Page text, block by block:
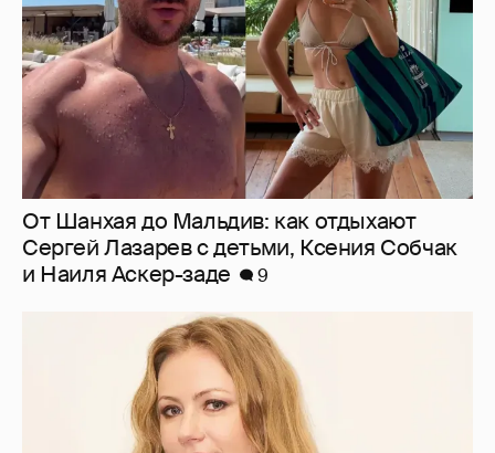
От Шанхая до Мальдив: как отдыхают
Сергей Лазарев с детьми, Ксения Собчак
и Наиля Аскер-заде
9